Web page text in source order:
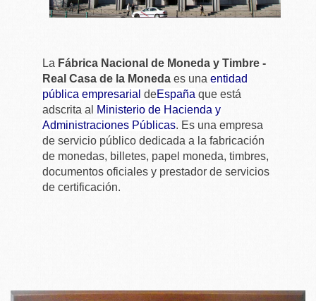
La Fábrica Nacional de Moneda y Timbre -
Real Casa de la Moneda es una entidad
pública empresarial deEspaña que está
adscrita al Ministerio de Hacienda y
Administraciones Públicas. Es una empresa
de servicio público dedicada a la fabricación
de monedas, billetes, papel moneda, timbres,
documentos oficiales y prestador de servicios
de certificación.